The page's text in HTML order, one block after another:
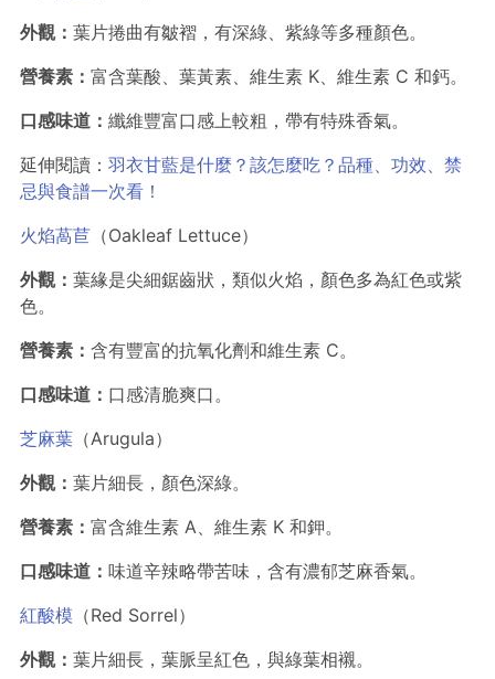
外觀： 葉片捲曲有皺褶，有深綠、紫綠等多種顏色。
營養素： 富含葉酸、葉黃素、維生素 K、維生素 C 和鈣。
口感味道： 纖維豐富口感上較粗，帶有特殊香氣。
延伸閱讀： 羽衣甘藍是什麼？該怎麼吃？品種、功效、禁
忌與食譜一次看！
火焰萵苣 （Oakleaf Lettuce）
外觀： 葉緣是尖細鋸齒狀，類似火焰，顏色多為紅色或紫
色。
營養素： 含有豐富的抗氧化劑和維生素 C。
口感味道： 口感清脆爽口。
芝麻葉 （Arugula）
外觀： 葉片細長，顏色深綠。
營養素： 富含維生素 A、維生素 K 和鉀。
口感味道： 味道辛辣略帶苦味，含有濃郁芝麻香氣。
紅酸模 （Red Sorrel）
外觀： 葉片細長，葉脈呈紅色，與綠葉相襯。